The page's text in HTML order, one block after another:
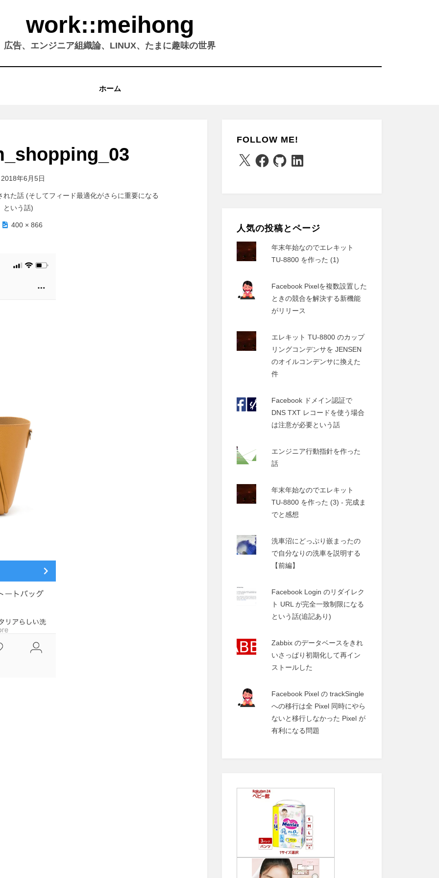
work::meihong
広告、エンジニア組織論、LINUX、たまに趣味の世界
ホーム
2018年6月5日
た話 (そしてフィード最適化がさらに重要になる
という話)
400 × 866
FOLLOW ME!
X Facebook
GitHubLinkedIn
人気の投稿とページ
年末年始なのでエレキット
TU-8800 を作った (1)
Facebook Pixelを複数設置した
ときの競合を解決する新機能
がリリース
エレキット TU-8800 のカップ
リングコンデンサを JENSEN
のオイルコンデンサに換えた
件
Facebook ドメイン認証で
DNS TXT レコードを使う場合
は注意が必要という話
エンジニア行動指針を作った
話
年末年始なのでエレキット
TU-8800 を作った (3) - 完成ま
でと感想
洗車沼にどっぷり嵌まったの
で自分なりの洗車を説明する
【前編】
Facebook Login のリダイレク
ト URL が完全一致制限になる
という話(追記あり)
Zabbix のデータベースをきれ
いさっぱり初期化して再イン
ストールした
Facebook Pixel の trackSingle
への移行は全 Pixel 同時にやら
ないと移行しなかった Pixel が
有利になる問題